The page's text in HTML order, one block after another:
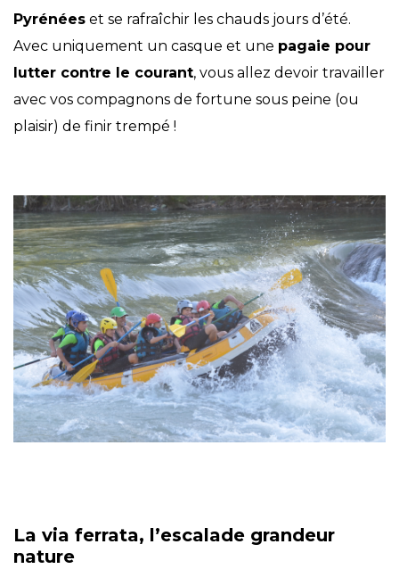
Pyrénées et se rafraîchir les chauds jours d’été.
Avec uniquement un casque et une pagaie pour
lutter contre le courant, vous allez devoir travailler
avec vos compagnons de fortune sous peine (ou
plaisir) de finir trempé !
La via ferrata, l’escalade grandeur
nature